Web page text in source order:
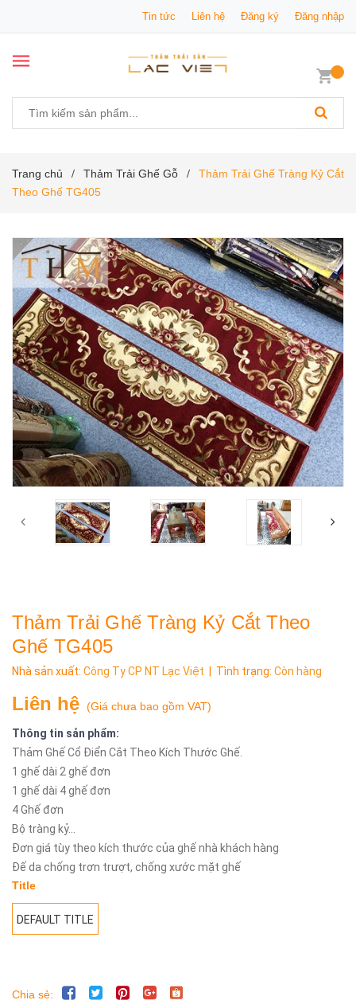
Tin tức Liên hệ Đăng ký Đăng nhập
Trang chủ / Thảm Trải Ghế Gỗ /
Thảm Trải Ghế Tràng Kỷ Cắt
Theo Ghế TG405
Thảm Trải Ghế Tràng Kỷ Cắt Theo
Ghế TG405
Nhà sản xuất: Công Ty CP NT Lạc Việt | Tình trạng: Còn hàng
Liên hệ (Giá chưa bao gồm VAT)
Thông tin sản phẩm:
Thảm Ghế Cổ Điển Cắt Theo Kích Thước Ghế.
1 ghế dài 2 ghế đơn
1 ghế dài 4 ghế đơn
4 Ghế đơn
Bộ tràng kỷ...
Đơn giá tùy theo kích thước của ghế nhà khách hàng
Đế da chống trơn trượt, chống xước mặt ghế
Title
DEFAULT TITLE
Chia sẻ: